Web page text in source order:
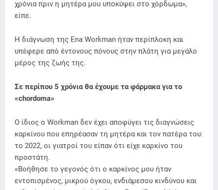
χρόνια πριν η μητέρα μου υποκύψει στο χόρδωμα»,
είπε.
Η διάγνωση της Ena Workman ήταν περίπλοκη και
υπέφερε από έντονους πόνους στην πλάτη για μεγάλο
μέρος της ζωής της.
Σε περίπου 5 χρόνια θα έχουμε τα φάρμακα για το
«chordoma»
Ο ίδιος ο Workman δεν έχει αποφύγει τις διαγνώσεις
καρκίνου που επηρέασαν τη μητέρα και τον πατέρα του:
το 2022, οι γιατροί του είπαν ότι είχε καρκίνο του
προστάτη.
«Βοήθησε το γεγονός ότι ο καρκίνος μου ήταν
εντοπισμένος, μικρού όγκου, ενδιάμεσου κινδύνου και